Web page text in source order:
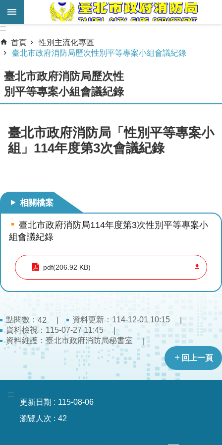
跳到主要內容區塊
進
階
尋
業
服
務
介
宣
導
教
下
民
力
園
地
府
資
:::
:::
首頁
性別主流化專區
臺北市政府消防局歷次性別平等專案小組會議紀錄
臺北市政府消防局歷次性
別平等專案小組會議紀錄
臺北市政府消防局「性別平等專案小
組」114年度第3次會議紀錄
相關檔案
臺北市政府消防局114年度第3次性別平等專案小
組會議紀錄
pdf(206.92 KB)
點閱數： 42
資料更新：114-12-01 10:15
資料檢視：115-07-27 11:45
資料維護：臺北市政府消防局秘書室
回上一頁
:::
更新日期
115-08-06
瀏覽人次
42